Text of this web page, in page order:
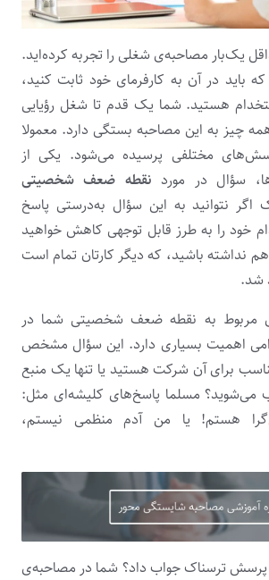
یک‌بار مصاحبه­‌ی شغلی را تجربه کرده‌­اید.
باید در آن به کارفرمای خود ثابت کنید،
هستید. شما یک قدم تا شغل رؤیایی
چیز به این مصاحبه بستگی دارد. معمولا
مختلفی پرسیده می­‌شود. یکی از
سؤال در مورد نقطه ضعف­ شخصیتی
نتوانید به این سؤال به‌درستی پاسخ
خود را به طرز قابل توجهی کاهش خواهید
نداشته باشید، که دیگر کارتان تمام است
شد.
مربوط به نقطه ضعف شخصیتی شما در
اهمیت بسیاری دارد. این سؤال مشخص
برای آن شرکت هستید یا تنها یک منبع
می­‌شوید؟ مسلما پاسخ‌­های کلیشه­‌ای مثل:
هستم! یا من آدم منظمی نیستم،
پرسش ترسناک جواب داد؟ شما در مصاحبه‌­ی